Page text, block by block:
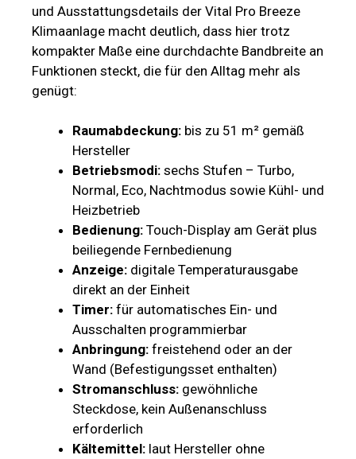
und Ausstattungsdetails der Vital Pro Breeze
Klimaanlage macht deutlich, dass hier trotz
kompakter Maße eine durchdachte Bandbreite an
Funktionen steckt, die für den Alltag mehr als
genügt:
Raumabdeckung: bis zu 51 m² gemäß
Hersteller
Betriebsmodi: sechs Stufen – Turbo,
Normal, Eco, Nachtmodus sowie Kühl- und
Heizbetrieb
Bedienung: Touch-Display am Gerät plus
beiliegende Fernbedienung
Anzeige: digitale Temperaturausgabe
direkt an der Einheit
Timer: für automatisches Ein- und
Ausschalten programmierbar
Anbringung: freistehend oder an der
Wand (Befestigungsset enthalten)
Stromanschluss: gewöhnliche
Steckdose, kein Außenanschluss
erforderlich
Kältemittel: laut Hersteller ohne